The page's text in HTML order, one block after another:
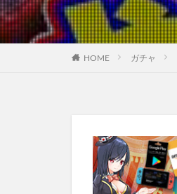
HOME ガチャ